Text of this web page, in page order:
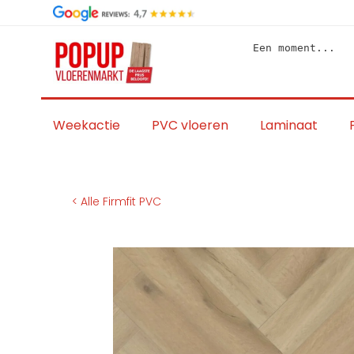
Een moment...
Weekactie PVC vloeren Laminaat
< Alle Firmfit PVC